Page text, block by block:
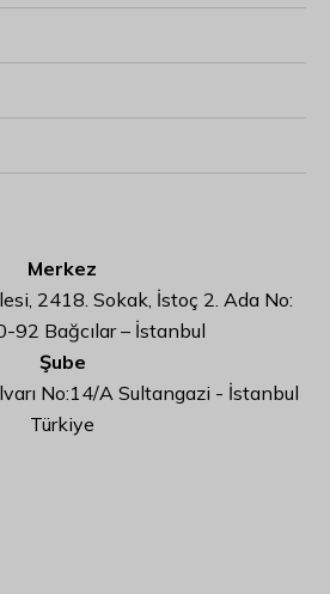
Merkez
2418. Sokak, İstoç 2. Ada No:
Bağcılar – İstanbul
Şube
No:14/A Sultangazi - İstanbul
Türkiye